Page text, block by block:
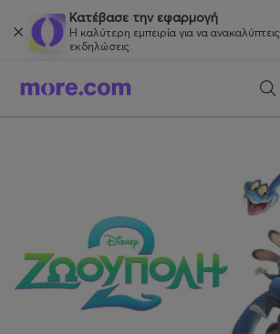
Κατέβασε την εφαρμογή
Η καλύτερη εμπειρία για να ανακαλύπτεις
εκδηλώσεις.